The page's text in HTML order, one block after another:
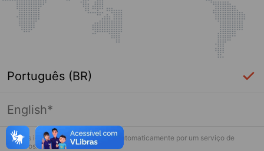
Página indisponível
Desculpe, algo deu errado. Faça login
Português (BR)
English*
* Esses idiomas serão traduzidos automaticamente por um serviço de
terceiros.